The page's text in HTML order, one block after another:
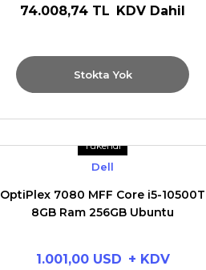
74.008,74 TL KDV Dahil
Stokta Yok
Tükendi
Dell
OptiPlex 7080 MFF Core i5-10500T
8GB Ram 256GB Ubuntu
1.001,00 USD + KDV